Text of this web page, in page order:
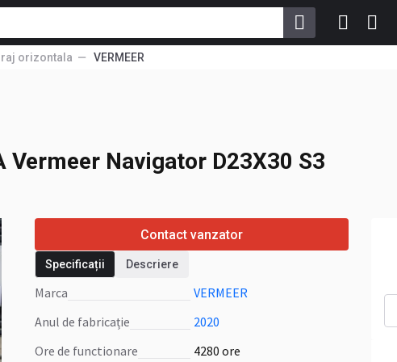
orizontala VERMEER
Vermeer Navigator D23X30 S3
Contact vanzator
Specificații Descriere
Marca
VERMEER
Anul de fabricație
2020
Ore de functionare
4280 ore